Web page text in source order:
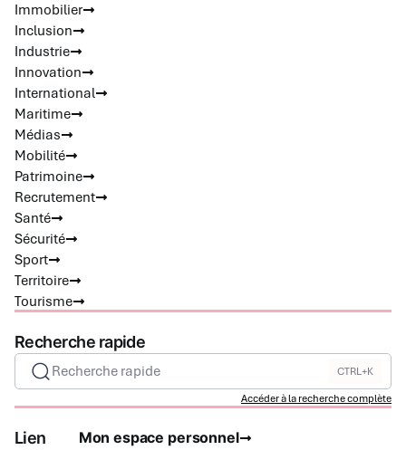
Immobilier
Inclusion
Industrie
Innovation
International
Maritime
Médias
Mobilité
Patrimoine
Recrutement
Santé
Sécurité
Sport
Territoire
Tourisme
Recherche rapide
Recherche rapide CTRL+K
Accéder à la recherche complète
Lien
Mon espace personnel